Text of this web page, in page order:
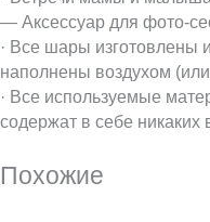
— Аксессуар для фото-
· Все шары изготовлены
наполнены воздухом
· Все используемые
содержат в себе
Похожие